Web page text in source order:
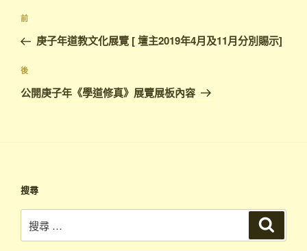
文
導
覽
上
一
篇
文
章
前
庚子年道教文化展覽 [ 壇主2019年4月及11月分別賜示]
下
篇
文
後
公開庚子年《學道修真》展覽展板內容
搜尋
尋：